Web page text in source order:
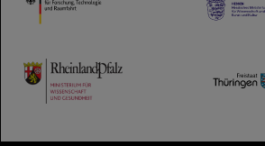
TMWWDG